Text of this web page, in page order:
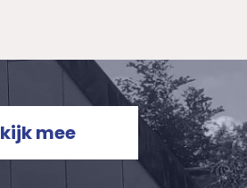
kijk mee